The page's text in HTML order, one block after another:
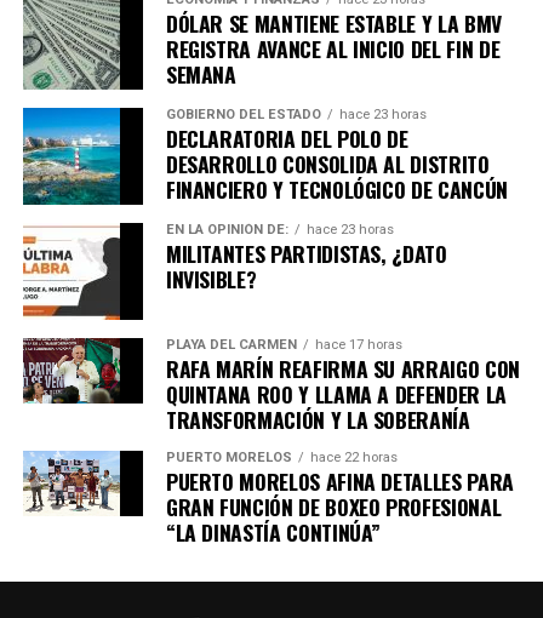
DÓLAR SE MANTIENE ESTABLE Y LA BMV
REGISTRA AVANCE AL INICIO DEL FIN DE
SEMANA
GOBIERNO DEL ESTADO hace 23 horas
DECLARATORIA DEL POLO DE
DESARROLLO CONSOLIDA AL DISTRITO
FINANCIERO Y TECNOLÓGICO DE CANCÚN
EN LA OPINIÓN DE: hace 23 horas
MILITANTES PARTIDISTAS, ¿DATO
INVISIBLE?
PLAYA DEL CARMEN hace 17 horas
RAFA MARÍN REAFIRMA SU ARRAIGO CON
QUINTANA ROO Y LLAMA A DEFENDER LA
TRANSFORMACIÓN Y LA SOBERANÍA
PUERTO MORELOS hace 22 horas
PUERTO MORELOS AFINA DETALLES PARA
GRAN FUNCIÓN DE BOXEO PROFESIONAL
“LA DINASTÍA CONTINÚA”